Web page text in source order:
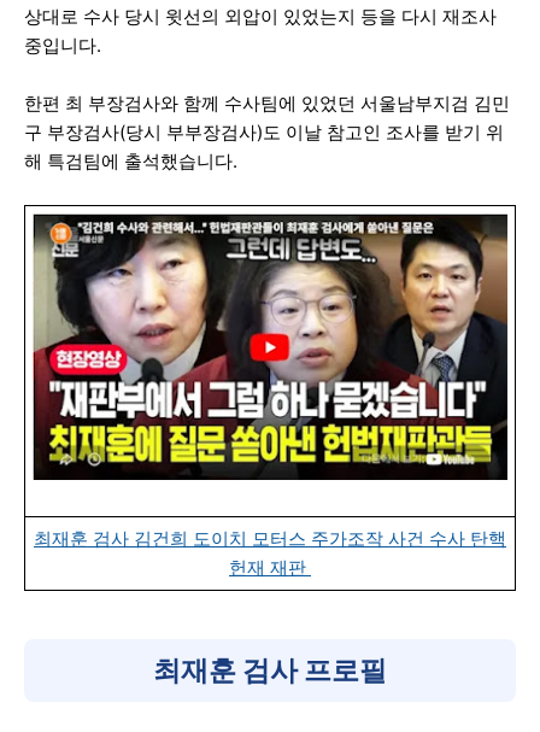
상대로 수사 당시 윗선의 외압이 있었는지 등을 다시 재조사
중입니다.
한편 최 부장검사와 함께 수사팀에 있었던 서울남부지검 김민
구 부장검사(당시 부부장검사)도 이날 참고인 조사를 받기 위
해 특검팀에 출석했습니다.
최재훈 검사 김건희 도이치 모터스 주가조작 사건 수사 탄핵
헌재 재판
최재훈 검사 프로필